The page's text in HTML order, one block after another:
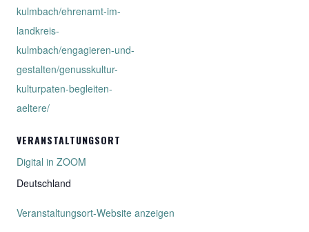
kulmbach/ehrenamt-im-
landkreis-
kulmbach/engagieren-und-
gestalten/genusskultur-
kulturpaten-begleiten-
aeltere/
VERANSTALTUNGSORT
Digital in ZOOM
Deutschland
Veranstaltungsort-Website anzeigen